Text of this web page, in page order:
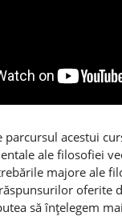
parcursul acestui
ale filosofiei
majore ale
oferite
să înţelegem